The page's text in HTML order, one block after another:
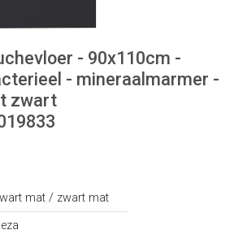
- 90x110cm -
- mineraalmarmer -
zwart
mat / zwart mat